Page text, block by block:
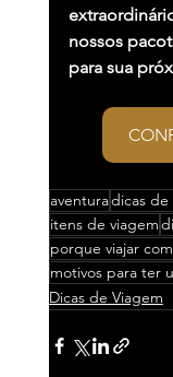
nossos
para sua
aventuradicas de
itens de viagem
porque viajar
motivos para ter
Dicas de Viagem